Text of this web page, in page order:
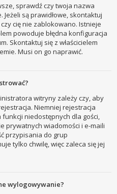
sprawdź czy twoja nazwa
Jeżeli są prawidłowe, skontaktuj
cię nie zablokowano. Istnieje
powoduje błędna konfiguracja
Skontaktuj się z właścicielem
Musi on go naprawić.
witryny zależy czy, aby
Niemniej rejestracja
niedostępnych dla gości,
prywatnych wiadomości i e-maili
przypisania do grup
tylko chwilę, więc zaleca się jej
wylogowywanie?